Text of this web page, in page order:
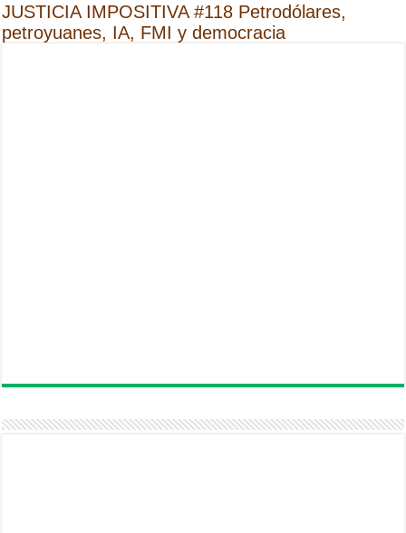
JUSTICIA IMPOSITIVA #118 Petrodólares,
petroyuanes, IA, FMI y democracia